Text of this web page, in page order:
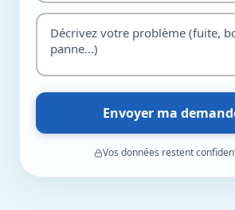
Envoyer ma
Vos données restent